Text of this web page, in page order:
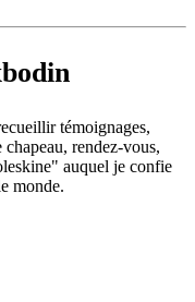
témoignages,
rendez-vous,
auquel je confie
monde.